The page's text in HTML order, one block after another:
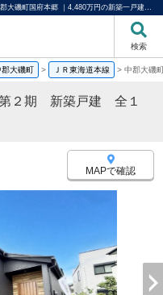
中郡大磯町国府本郷第２期 新築戸建 全１棟 神奈川県中郡大磯町国府本郷 ｜4,480万円の新築一戸建て｜分譲住宅や新築物件｜ME不動産神奈川
検索
郡大磯町 > ＪＲ東海道本線 > 中郡大磯
第２期 新築戸建 全１
MAPで確認